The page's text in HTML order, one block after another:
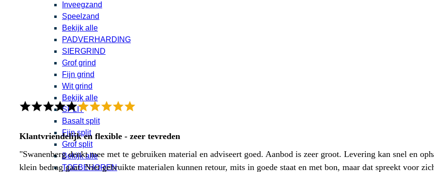
Inveegzand
Speelzand
Bekijk alle
PADVERHARDING
SIERGRIND
Grof grind
Fijn grind
Wit grind
Bekijk alle
SPLIT
Basalt split
Fijn split
Grof split
Bekijk alle
TOEBEHOREN
Klantvriendelijk en flexible - zeer tevreden
"Swanenberg denkt mee met te gebruiken material en adviseert goed. Aanbod is zeer groot. Levering kan snel en
klein bedrag gaat. Niet gebruikte materialen kunnen retour, mits in goede staat en met bon, maar dat spreekt voor